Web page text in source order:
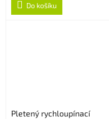
Do košíku
Pletený rychloupínací